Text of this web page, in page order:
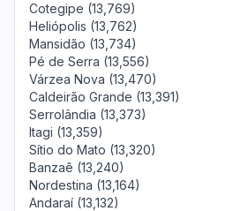
Cotegipe (13,769)
Heliópolis (13,762)
Mansidão (13,734)
Pé de Serra (13,556)
Várzea Nova (13,470)
Caldeirão Grande (13,391)
Serrolândia (13,373)
Itagi (13,359)
Sítio do Mato (13,320)
Banzaê (13,240)
Nordestina (13,164)
Andaraí (13,132)